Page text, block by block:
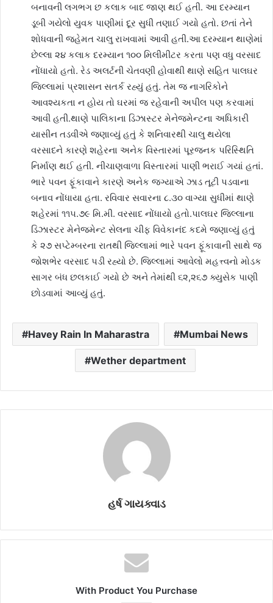
બનાવની લગભગ છ કલાક બાદ જાણ થઈ હતી. આ દરમ્યાન
ડૂબી ગયેલો યુવક પાણીમાં દૂર સુધી તણાઈ ગયો હતો. છતાં તેને
શોધવાની જહેમત ચાલુ રાખવામાં આવી હતી.આ દરમ્યાન થાણેમાં
છેલ્લા ૨૪ કલાક દરમ્યાન ૧૦૦ મિલીમીટર કરતા પણ વધુ વરસાદ
નોંધાયો હતો. રેડ અલર્ટની ચેતવણી હોવાથી થાણે સહિત પાલઘર
જિલ્લામાં પ્રશાસન સતર્ક રહ્યું હતું. તેમ જ નાગરિકોને
આવશ્યકતા ન હોય તો ઘરમાં જ રહેવાની અપીલ પણ કરવામાં
આવી હતી.થાણે પાલિકાના ડિઝાસ્ટર મેનેજમેન્ટના અધિકારી
યાસીન તડવીએ જણાવ્યું હતું કે શનિવારથી ચાલુ થયેલા
વરસાદને કારણે શહેરના અનેક વિસ્તારમાં પૂરજનક પરિસ્થિતિ
નિર્માણ થઈ હતી. નીચાણવાળા વિસ્તારમાં પાણી ભરાઈ ગયાં હતાં.
ભારે પવન ફૂંકાવાને કારણે અનેક જગ્યાએ ઝાડ તૂટી પડવાના
બનાવ નોંધાયા હતા. રવિવાર સવારના ૮.૩૦ વાગ્યા સુધીમાં થાણે
શહેરમાં ૧૧૫.૭૯ મિ.મી. વરસાદ નોંધાયો હતો.પાલઘર જિલ્લાના
ડિઝાસ્ટર મેનેજમેન્ટ સેલના ચીફ વિવેકાનંદ કદમે જણાવ્યું હતું
કે ૨૭ સપ્ટેમ્બરના રાતથી જિલ્લામાં ભારે પવન ફૂંકાવાની સાથે જ
જોશભેર વરસાદ પડી રહ્યો છે. જિલ્લામાં આવેલો મહત્ત્વનો મોડક
સાગર બંધ છલકાઈ ગયો છે અને તેમાંથી ૬૨,૨૬૭ ક્યુસેક પાણી
છોડવામાં આવ્યું હતું.
Havey Rain In Maharastra Mumbai News
Wether department
હર્ષ ગાયક્વાડ
With Product You Purchase